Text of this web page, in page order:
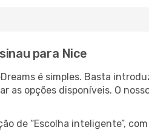
para Nice
é simples. Basta
as opções disponíveis. O
de “Escolha inteligente”,